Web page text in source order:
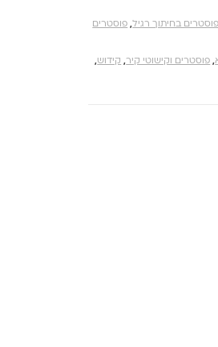
פוסטרים בחיתוך רגיל, פוסטרים
, פוסטרים וקישוטי קיר, קידוש,